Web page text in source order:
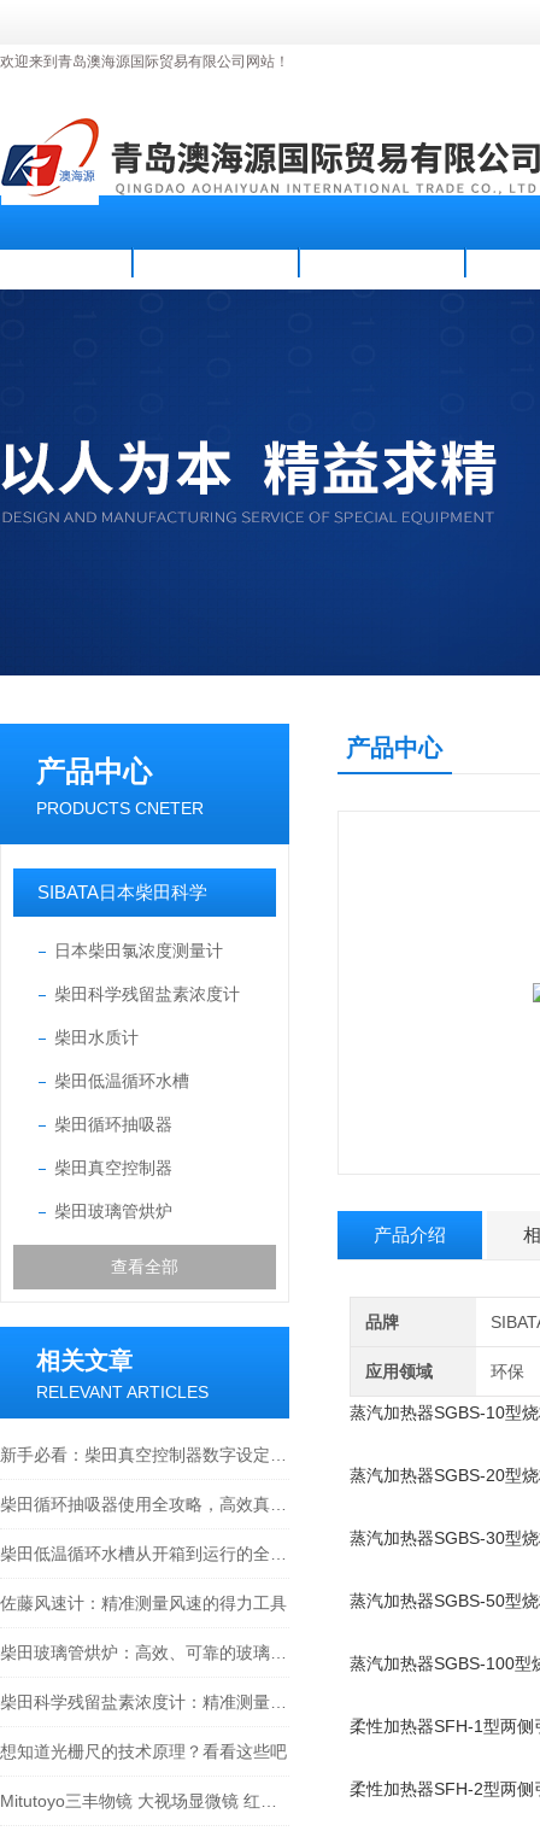
欢迎来到青岛澳海源国际贸易有限公司网站！
产品中心
PRODUCTS CNETER
SIBATA日本柴田科学
日本柴田氯浓度测量计
柴田科学残留盐素浓度计
柴田水质计
柴田低温循环水槽
柴田循环抽吸器
柴田真空控制器
柴田玻璃管烘炉
查看全部
相关文章
RELEVANT ARTICLES
佐藤风速计：精准测量风速的得力工具
想知道光栅尺的技术原理？看看这些吧
产品中心
产品介绍
品牌
应用领域 环保
蒸汽加热器SGBS-10型
蒸汽加热器SGBS-20型
蒸汽加热器SGBS-30型
蒸汽加热器SGBS-50型
蒸汽加热器SGBS-100型
柔性加热器SFH-1型两侧
柔性加热器SFH-2型两侧